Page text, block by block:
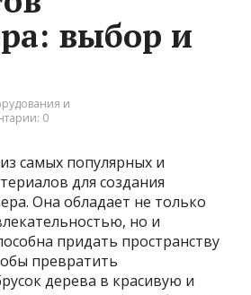
выбор и
и
0
самых популярных и
для создания
Она обладает не только
но и
придать пространству
превратить
дерева в красивую и